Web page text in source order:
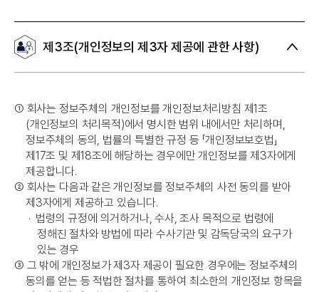
제3조(개인정보의 제3자 제공에 관한 사항)
➀ 회사는 정보주체의 개인정보를 개인정보처리방침 제1조
(개인정보의 처리목적)에서 명시한 범위 내에서만 처리하며,
정보주체의 동의, 법률의 특별한 규정 등 「개인정보보호법」
제17조 및 제18조에 해당하는 경우에만 개인정보를 제3자에게
제공합니다.
➁ 회사는 다음과 같은 개인정보를 정보주체의 사전 동의를 받아
제3자에게 제공하고 있습니다.
· 법령의 규정에 의거하거나, 수사, 조사 목적으로 법령에
정해진 절차와 방법에 따라 수사기관 및 감독당국의 요구가
있는 경우
➂ 그 밖에 개인정보가 제3자 제공이 필요한 경우에는 정보주체의
동의를 얻는 등 적법한 절차를 통하여 최소한의 개인정보 항목을